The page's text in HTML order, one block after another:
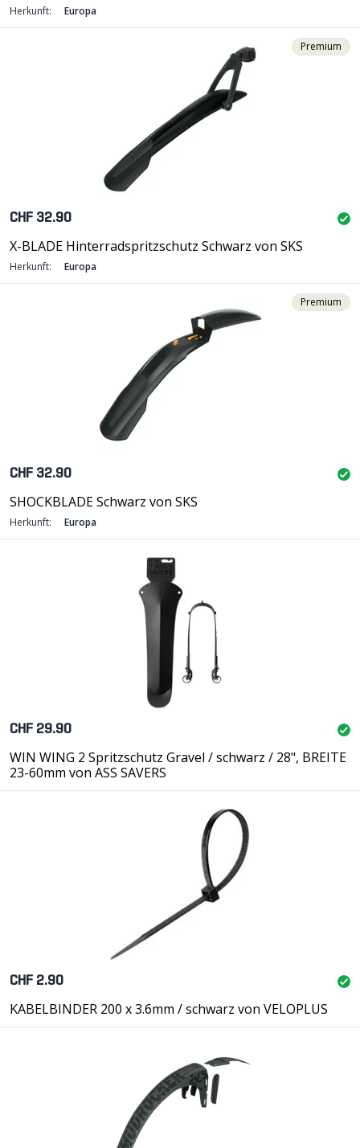
Herkunft: Europa
Premium
CHF 32.90
X-BLADE Hinterradspritzschutz Schwarz von SKS
Herkunft: Europa
Premium
CHF 32.90
SHOCKBLADE Schwarz von SKS
Herkunft: Europa
CHF 29.90
WIN WING 2 Spritzschutz Gravel / schwarz / 28", BREITE
23-60mm von ASS SAVERS
CHF 2.90
KABELBINDER 200 x 3.6mm / schwarz von VELOPLUS